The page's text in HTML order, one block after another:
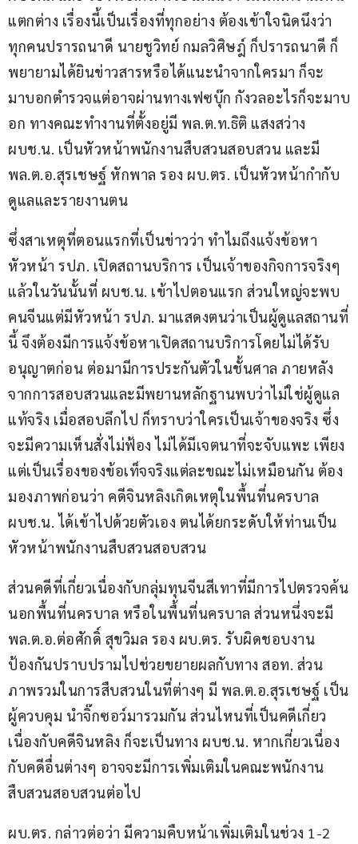
แตกต่าง เรื่องนี้เป็นเรื่องที่ทุกอย่าง ต้องเข้าใจนิดนึงว่า
ทุกคนปรารถนาดี นายชูวิทย์ กมลวิศิษฎ์ ก็ปรารถนาดี ก็
พยายามได้ยินข่าวสารหรือได้แนะนำจากใครมา ก็จะ
มาบอกตำรวจแต่อาจผ่านทางเฟซบุ๊ก กังวลอะไรก็จะมาบ
อก ทางคณะทำงานที่ตั้งอยู่มี พล.ต.ท.ธิติ แสงสว่าง
ผบช.น. เป็นหัวหน้าพนักงานสืบสวนสอบสวน และมี
พล.ต.อ.สุรเชษฐ์ หักพาล รอง ผบ.ตร. เป็นหัวหน้ากำกับ
ดูแลและรายงานตน
ซึ่งสาเหตุที่ตอนแรกที่เป็นข่าวว่า ทำไมถึงแจ้งข้อหา
หัวหน้า รปภ. เปิดสถานบริการ เป็นเจ้าของกิจการจริงๆ
แล้วในวันนั้นที่ ผบช.น. เข้าไปตอนแรก ส่วนใหญ่จะพบ
คนจีนแต่มีหัวหน้า รปภ. มาแสดงตนว่าเป็นผู้ดูแลสถานที่
นี้ จึงต้องมีการแจ้งข้อหาเปิดสถานบริการโดยไม่ได้รับ
อนุญาตก่อน ต่อมามีการประกันตัวในชั้นศาล ภายหลัง
จากการสอบสวนและมีพยานหลักฐานพบว่าไม่ใช่ผู้ดูแล
แท้จริง เมื่อสอบลึกไป ก็ทราบว่าใครเป็นเจ้าของจริง ซึ่ง
จะมีความเห็นสั่งไม่ฟ้อง ไม่ได้มีเจตนาที่จะจับแพะ เพียง
แต่เป็นเรื่องของข้อเท็จจริงแต่ละขณะไม่เหมือนกัน ต้อง
มองภาพก่อนว่า คดีจินหลิงเกิดเหตุในพื้นที่นครบาล
ผบช.น. ได้เข้าไปด้วยตัวเอง ตนได้ยกระดับให้ท่านเป็น
หัวหน้าพนักงานสืบสวนสอบสวน
ส่วนคดีที่เกี่ยวเนื่องกับกลุ่มทุนจีนสีเทาที่มีการไปตรวจค้น
นอกพื้นที่นครบาล หรือในพื้นที่นครบาล ส่วนหนึ่งจะมี
พล.ต.อ.ต่อศักดิ์ สุขวิมล รอง ผบ.ตร. รับผิดชอบงาน
ป้องกันปราบปรามไปช่วยขยายผลกับทาง สอท. ส่วน
ภาพรวมในการสืบสวนในที่ต่างๆ มี พล.ต.อ.สุรเชษฐ์ เป็น
ผู้ควบคุม นำจิ๊กซอว์มารวมกัน ส่วนไหนที่เป็นคดีเกี่ยว
เนื่องกับคดีจินหลิง ก็จะเป็นทาง ผบช.น. หากเกี่ยวเนื่อง
กับคดีอื่นต่างๆ อาจจะมีการเพิ่มเติมในคณะพนักงาน
สืบสวนสอบสวนต่อไป
ผบ.ตร. กล่าวต่อว่า มีความคืบหน้าเพิ่มเติมในช่วง 1-2